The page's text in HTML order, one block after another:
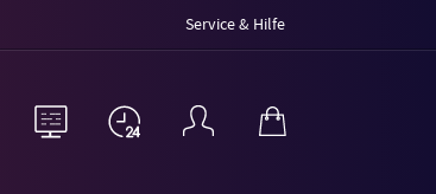
Service & Hilfe